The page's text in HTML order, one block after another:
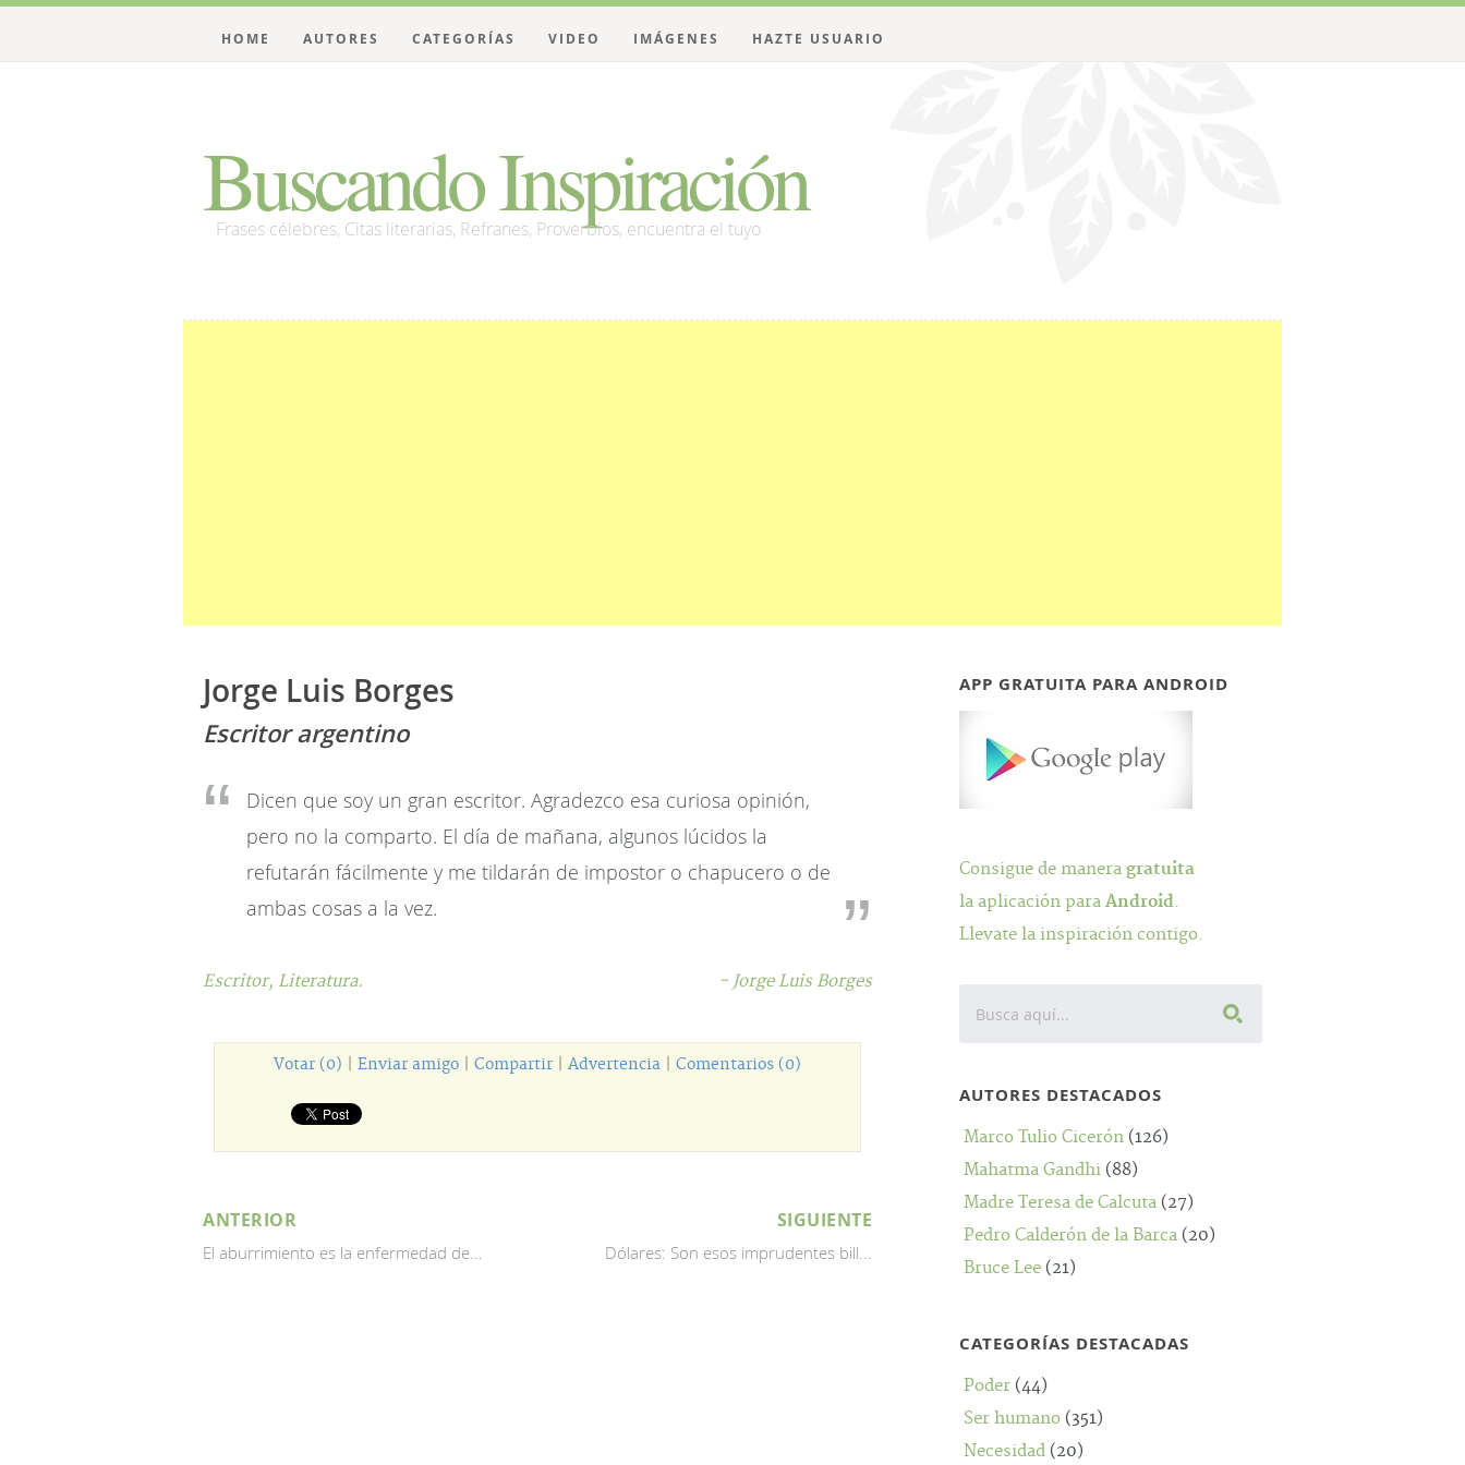
Buscando Inspiración
Frases célebres, Citas literarias, Refranes, Proverbios, encuentra el tuyo
HOME AUTORES CATEGORÍAS VIDEO IMÁGENES HAZTE USUARIO
Jorge Luis Borges
Escritor argentino
Dicen que soy un gran escritor. Agradezco esa curiosa opinión,
pero no la comparto. El día de mañana, algunos lúcidos la
refutarán fácilmente y me tildarán de impostor o chapucero o de
ambas cosas a la vez.
Escritor, Literatura. - Jorge Luis Borges
Votar (0) Enviar amigo Compartir Advertencia Comentarios (0)
ANTERIOR
El aburrimiento es la enfermedad de...
SIGUIENTE
Dólares: Son esos imprudentes bill...
APP GRATUITA PARA ANDROID
Consigue de maneragratuita
la aplicación paraAndroid.
Llevate la inspiración contigo.
AUTORES DESTACADOS
Marco Tulio Cicerón (126)
Mahatma Gandhi (88)
Madre Teresa de Calcuta (27)
Pedro Calderón de la Barca (20)
Bruce Lee (21)
CATEGORÍAS DESTACADAS
Poder (44)
Ser humano (351)
Necesidad (20)